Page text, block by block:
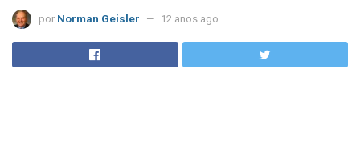
por Norman Geisler 12 anos ago